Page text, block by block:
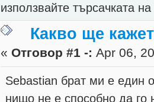
използвайте търсачката
Какво ще
« Отговор #1 -: Apr 06,
Sebastian брат ми е един
нищо не е способно да го